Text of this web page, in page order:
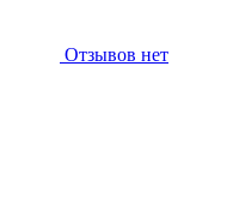
Отзывов нет